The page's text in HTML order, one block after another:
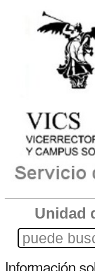
Unidad
Información